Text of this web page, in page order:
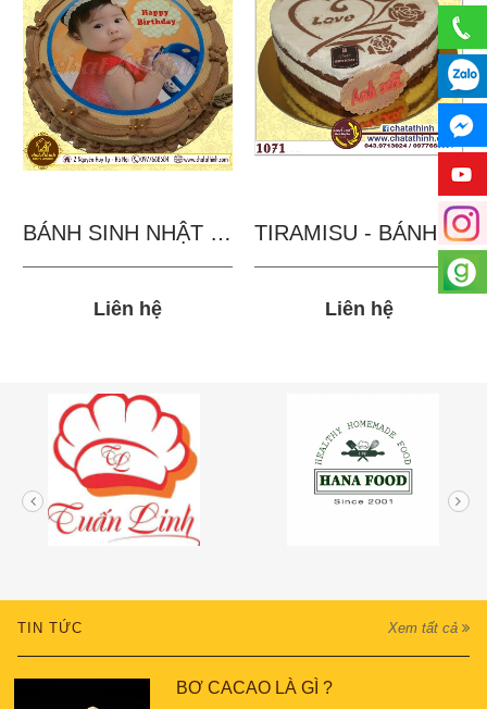
BÁNH SINH NHẬT IN...
Liên hệ
TIRAMISU - BÁNH TẶNG...
Liên hệ
TIN TỨC Xem tất cả
BƠ CACAO LÀ GÌ ?